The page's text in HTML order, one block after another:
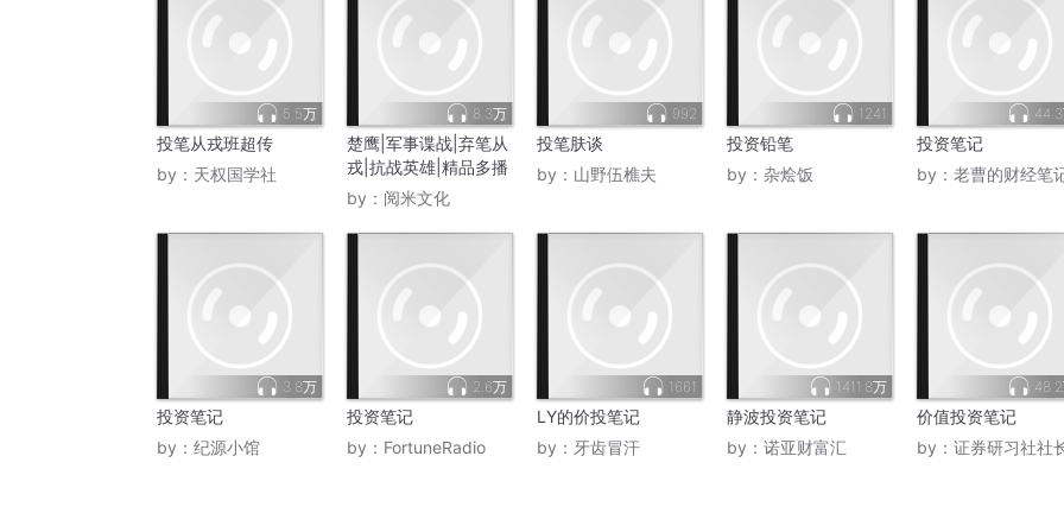
5.5万
投笔从戎班超传
by： 天权国学社
8.3万
楚鹰|军事谍战|弃笔从
戎|抗战英雄|精品多播
by： 阅米文化
992
投笔肤谈
by： 山野伍樵夫
1241
投资铅笔
by： 杂烩饭
投资笔记
by： 老曹的财经笔
3.8万
投资笔记
by： 纪源小馆
2.6万
投资笔记
by： FortuneRadio
1661
LY的价投笔记
by： 牙齿冒汗
1411.8万
静波投资笔记
by： 诺亚财富汇
价值投资笔记
by： 证券研习社社